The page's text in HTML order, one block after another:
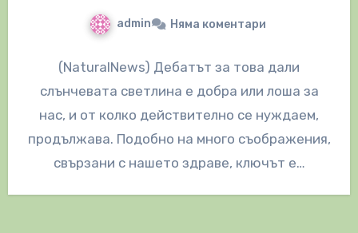
admin Няма коментари
(NaturalNews) Дебатът за това дали
слънчевата светлина е добрa или лошa за
нас, и от колко действително се нуждаем,
продължава. Подобно на много съображения,
свързани с нашето здраве, ключът е…